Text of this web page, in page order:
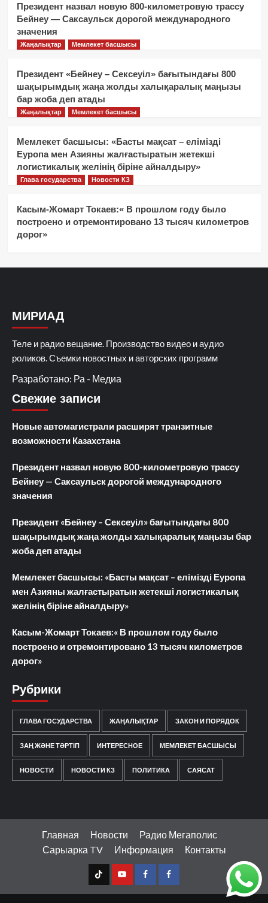
Президент назвал новую 800-километровую трассу
Бейнеу — Саксаульск дорогой международного
значения
Жаңалықтар Мемлекет басшысы
Президент «Бейнеу – Сексеуіл» бағытындағы 800
шақырымдық жаңа жолды халықаралық маңызы
бар жоба деп атады
Жаңалықтар Мемлекет басшысы
Мемлекет басшысы: «Басты мақсат – елімізді
Еуропа мен Азияны жалғастыратын жетекші
логистикалық желінің біріне айналдыру»
Глава государства Новости КЗ
Касым-Жомарт Токаев:« В прошлом году было
построено и отремонтировано 13 тысяч километров
дорог»
МИРИАД
Теле и радио вещание. Производство видео и аудио
роликов. Съемки новостных и авторских программ
Разработано: Ра - Медиа
Свежие записи
Новые автомагистрали расширят транзитные
возможности Казахстана
Президент назвал новую 800-километровую трассу
Бейнеу — Саксаульск дорогой международного
значения
Президент «Бейнеу – Сексеуіл» бағытындағы 800
шақырымдық жаңа жолды халықаралық маңызы бар
жоба деп атады
Мемлекет басшысы: «Басты мақсат – елімізді Еуропа
мен Азияны жалғастыратын жетекші логистикалық
желінің біріне айналдыру»
Касым-Жомарт Токаев:« В прошлом году было
построено и отремонтировано 13 тысяч километров
дорог»
Рубрики
ГЛАВА ГОСУДАРСТВА ЖАҢАЛЫҚТАР ЗАКОН И ПОРЯДОК
ЗАҢ ЖӘНЕ ТӘРТІП ИНТЕРЕСНОЕ МЕМЛЕКЕТ БАСШЫСЫ
НОВОСТИ НОВОСТИ КЗ ПОЛИТИКА САЯСАТ
Главная Новости
Радио Мегаполис
Сарыарка TV
Информация Контакты
TT Youtube
FB1 FB2